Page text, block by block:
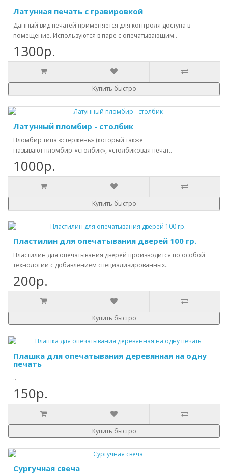
Латунная печать с гравировкой
Данный вид печатей применяется для контроля доступа в
помещение. Используются в паре с опечатывающим..
1300р.
Купить быстро
Латунный пломбир - столбик
Пломбир типа «стержень» (который также
называют пломбир-«столбик», «столбиковая печат..
1000р.
Купить быстро
Пластилин для опечатывания дверей 100 гр.
Пластилин для опечатывания дверей производится по особой
технологии с добавлением специализированных..
200р.
Купить быстро
Плашка для опечатывания деревянная на одну
печать
..
150р.
Купить быстро
Сургучная свеча